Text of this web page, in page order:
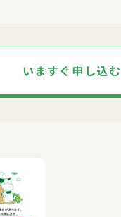
いますぐ申し込む